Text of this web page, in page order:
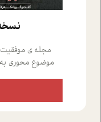
نسخه
مجله ی
موضوع محوری به
علیخواه، جامعه
از دریچه های